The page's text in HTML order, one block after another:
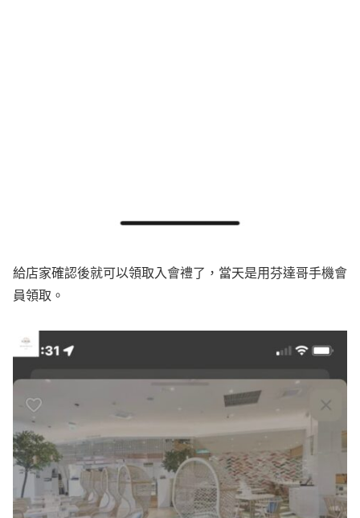
給店家確認後就可以領取入會禮了，當天是用芬達哥手機會
員領取。